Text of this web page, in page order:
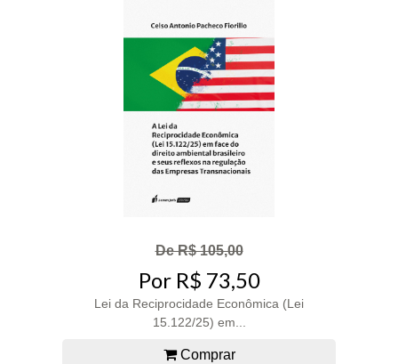
De R$ 105,00
Por R$ 73,50
Lei da Reciprocidade Econômica (Lei
15.122/25) em...
Comprar